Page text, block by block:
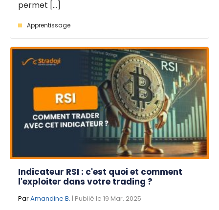
permet [...]
Apprentissage
Indicateur RSI : c'est quoi et comment
l'exploiter dans votre trading ?
ParAmandine B. | Publié le 19 Mar. 2025